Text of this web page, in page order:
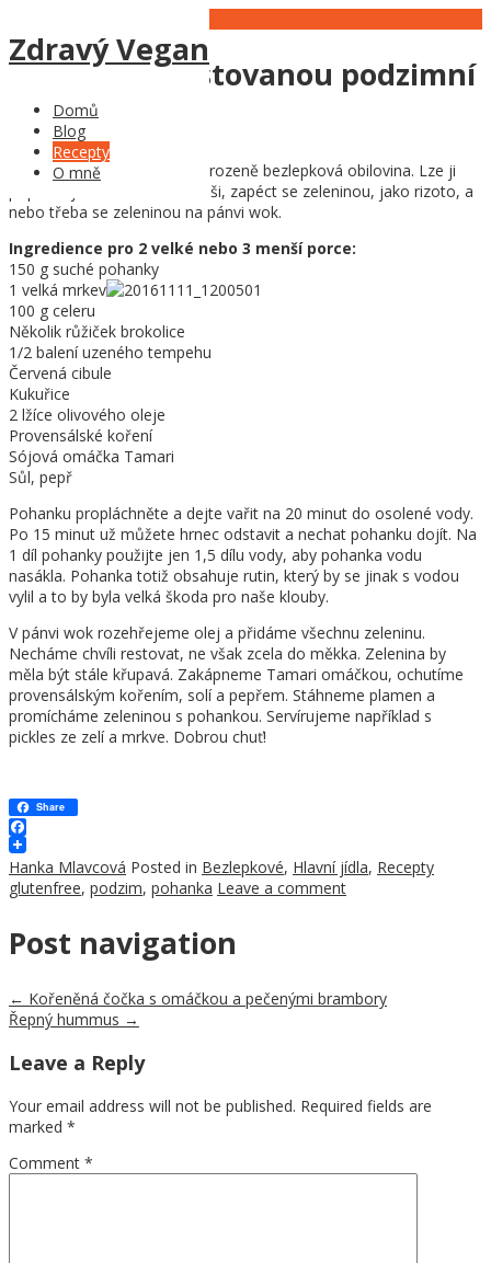
Zdravý Vegan
Domů
Blog
Recepty
O mně
Pohanka s restovanou podzimní
zeleninou
Pohanka je velmi zdravá, přirozeně bezlepková obilovina. Lze ji
připravit jako snídaňovou kaši, zapéct se zeleninou, jako rizoto, a
nebo třeba se zeleninou na pánvi wok.
Ingredience pro 2 velké nebo 3 menší porce:
150 g suché pohanky
1 velká mrkev
100 g celeru
Několik růžiček brokolice
1/2 balení uzeného tempehu
Červená cibule
Kukuřice
2 lžíce olivového oleje
Provensálské koření
Sójová omáčka Tamari
Sůl, pepř
Pohanku propláchněte a dejte vařit na 20 minut do osolené vody.
Po 15 minut už můžete hrnec odstavit a nechat pohanku dojít. Na
1 díl pohanky použijte jen 1,5 dílu vody, aby pohanka vodu
nasákla. Pohanka totiž obsahuje rutin, který by se jinak s vodou
vylil a to by byla velká škoda pro naše klouby.
V pánvi wok rozehřejeme olej a přidáme všechnu zeleninu.
Necháme chvíli restovat, ne však zcela do měkka. Zelenina by
měla být stále křupavá. Zakápneme Tamari omáčkou, ochutíme
provensálským kořením, solí a pepřem. Stáhneme plamen a
promícháme zeleninou s pohankou. Servírujeme například s
pickles ze zelí a mrkve. Dobrou chuť!
Share
Facebook
Hanka Mlavcová Posted in Bezlepkové, Hlavní jídla, Recepty
glutenfree, podzim, pohanka Leave a comment
Post navigation
← Kořeněná čočka s omáčkou a pečenými brambory
Řepný hummus →
Leave a Reply
Your email address will not be published. Required fields are
marked *
Comment *